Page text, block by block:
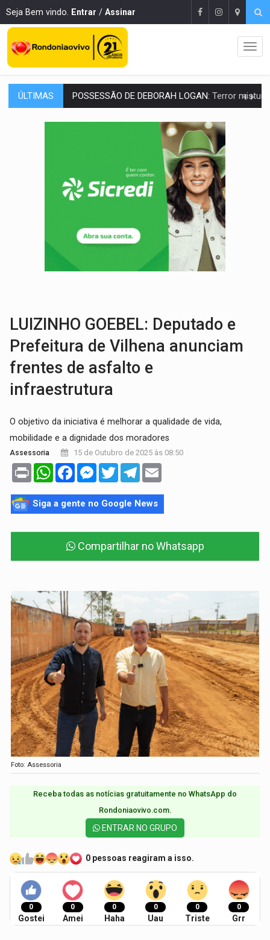
Seja Bem vindo. Entrar / Assinar
ÚLTIMAS TRANSPARÊNCIA:TCE reúne candidatos ao Governo e apresenta
ELAS DECIDEM:Mulheres são maioria e representam 52% do eleitorado de
Homem é preso com pistola 9mm durante abordagem da Força
Pai do 'Xandy Motocross' morre em
VÍDEO:Motorista de caminhonete morre preso às ferragens em colisão
Seis lugares gratuitos para aproveitar o fim de semana
VÍDEO:FTICCO e Força Tática prendem membro do CV com arma e drogas
INCLUSÃO: Prefeitura fortalece parceria com a APAE para ampliar ações
LUIZINHO GOEBEL: Deputado e
Prefeitura de Vilhena anunciam
frentes de asfalto e
infraestrutura
O objetivo da iniciativa é melhorar a qualidade de vida,
mobilidade e a dignidade dos moradores
Assessoria 15 de Outubro de 2025 às 08:50
Print WhatsAppFacebookMessenger
TwitterTelegram
Siga a gente no Google News
Compartilhar no Whatsapp
Foto: Assessoria
Receba todas as notícias gratuitamente no WhatsApp do
Rondoniaovivo.com.​
ENTRAR NO GRUPO
0 pessoas reagiram a isso.
0
Gostei
0
Amei
0
Haha
0
Uau
0
Triste
0
Grr